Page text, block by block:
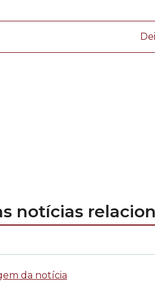
notícias